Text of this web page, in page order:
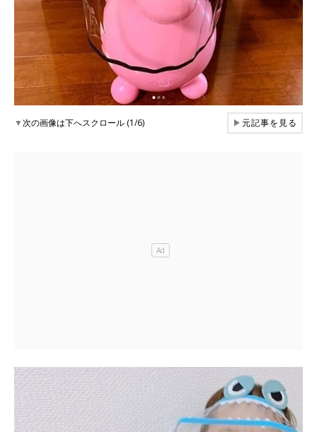
▼次の画像は下へスクロール (1/6) ▶元記事を見る